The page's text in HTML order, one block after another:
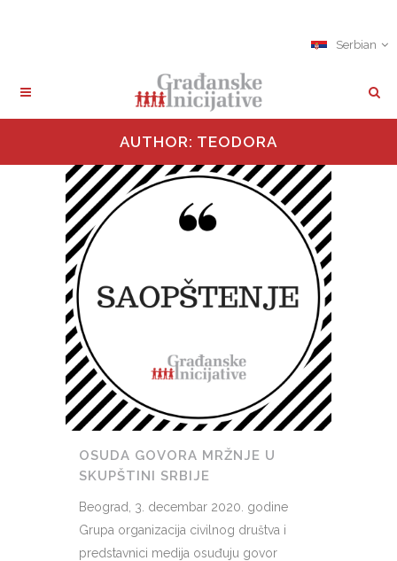
Serbian
AUTHOR: TEODORA
OSUDA GOVORA MRŽNJE U
SKUPŠTINI SRBIJE
Beograd, 3. decembar 2020. godine
Grupa organizacija civilnog društva i
predstavnici medija osuđuju govor